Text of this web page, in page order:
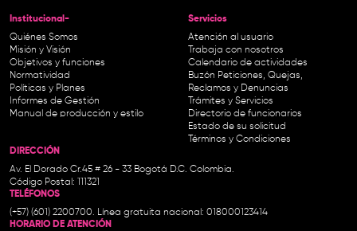
Institucional-
Quiénes Somos
Misión y Visión
Objetivos y funciones
Normatividad
Políticas y Planes
Informes de Gestión
Manual de producción y estilo
Servicios
Atención al usuario
Trabaja con nosotros
Calendario de actividades
Buzón Peticiones, Quejas,
Reclamos y Denuncias
Trámites y Servicios
Directorio de funcionarios
Estado de su solicitud
Términos y Condiciones
DIRECCIÓN
Av. El Dorado Cr.45 # 26 - 33 Bogotá D.C. Colombia.
Código Postal: 111321
TELÉFONOS
(+57) (601) 2200700. Línea gratuita nacional: 018000123414
HORARIO DE ATENCIÓN